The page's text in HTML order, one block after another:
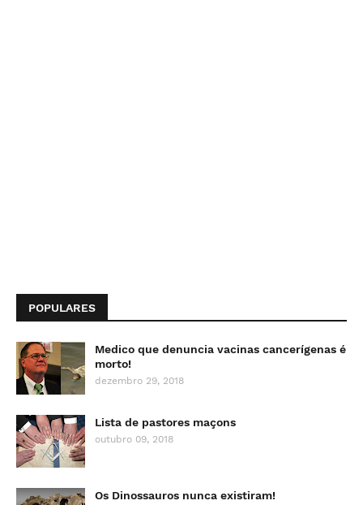
POPULARES
Medico que denuncia vacinas cancerígenas é
morto!
dezembro 29, 2018
Lista de pastores maçons
outubro 09, 2018
Os Dinossauros nunca existiram!